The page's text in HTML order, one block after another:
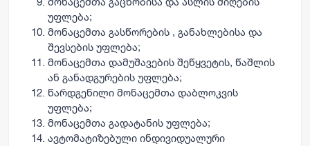
უფლება;
მონაცემთა გასწორების , განახლებისა და
შევსების უფლება;
მონაცემთა დამუშავების შეწყვეტის, წაშლის
ან განადგურების უფლება;
წარდგენილი მონაცემთა დაბლოკვის
უფლება;
მონაცემთა გადატანის უფლება;
ავტომატიზებული ინდივიდუალური